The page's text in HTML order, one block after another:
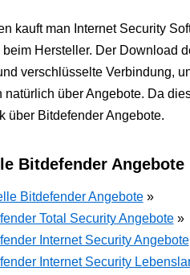
kauft man Internet Security
beim Hersteller. Der Download
verschlüsselte Verbindung,
natürlich über Angebote. Da
über Bitdefender Angebote.
Bitdefender Angebote
Bitdefender Angebote»
Total Security Angebote»
Internet Security Angebote
Internet Security